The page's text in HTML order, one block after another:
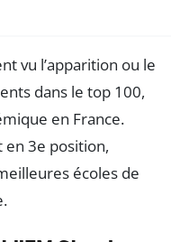
vu l’apparition ou le
dans le top 100,
en France.
en 3e position,
écoles de